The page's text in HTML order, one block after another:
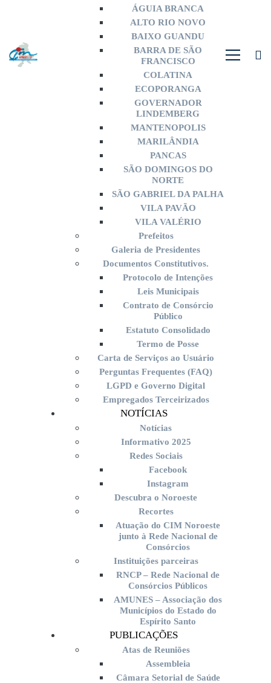
ÁGUIA BRANCA
ALTO RIO NOVO
BAIXO GUANDU
BARRA DE SÃO
FRANCISCO
COLATINA
ECOPORANGA
GOVERNADOR
LINDEMBERG
MANTENOPOLIS
MARILÂNDIA
PANCAS
SÃO DOMINGOS DO
NORTE
SÃO GABRIEL DA PALHA
VILA PAVÃO
VILA VALÉRIO
Prefeitos
Galeria de Presidentes
Documentos Constitutivos.
Protocolo de Intenções
Leis Municipais
Contrato de Consórcio
Público
Estatuto Consolidado
Termo de Posse
Carta de Serviços ao Usuário
Perguntas Frequentes (FAQ)
LGPD e Governo Digital
Empregados Terceirizados
NOTÍCIAS
Notícias
Informativo 2025
Redes Sociais
Facebook
Instagram
Descubra o Noroeste
Recortes
Atuação do CIM Noroeste
junto à Rede Nacional de
Consórcios
Instituições parceiras
RNCP – Rede Nacional de
Consórcios Públicos
AMUNES – Associação dos
Municípios do Estado do
Espírito Santo
PUBLICAÇÕES
Atas de Reuniões
Assembleia
Câmara Setorial de Saúde